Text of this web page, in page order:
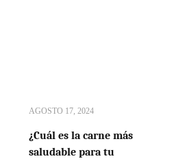
AGOSTO 17, 2024
¿Cuál es la carne más
saludable para tu